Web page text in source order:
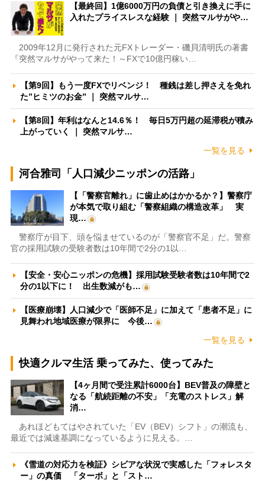
【最終回】1億6000万円の負債と引き換えに手に
入れたプライスレスな経験 ｜ 突然マルサがや…
2009年12月に発行された元FXトレーダー・磯貝清明氏の著書
『突然マルサがやって来た！～FXで10億円稼い…
【第9回】もう一度FXでリベンジ！ 種銭は差し押さえを免れ
た”ヒミツのお金” ｜ 突然マルサ…
【第8回】年利はなんと14.6％！ 毎日5万円超の延滞税が積み
上がっていく ｜ 突然マルサ…
一覧を見る
河合雅司「人口減少ニッポンの活路」
【「警察官離れ」に歯止めはかかるか？】警察庁
が本気で取り組む「警察組織の構造改革」 実
現…
警察庁が目下、頭を悩ませているのが「警察官不足」だ。警察
官の採用試験の受験者数は10年間で2分の1以…
【安全・安心ニッポンの危機】採用試験受験者数は10年間で2
分の1以下に！ 出生数減がも…
【医療崩壊】人口減少で「医師不足」に加えて「患者不足」に
見舞われ地域医療が限界に 今後…
一覧を見る
快適クルマ生活 乗ってみた、使ってみた
【4ヶ月間で受注累計6000台】BEV普及の障壁と
なる「航続距離の不安」「充電のストレス」解
消…
あれほどもてはやされていた「EV（BEV）シフト」の潮流も、
最近では減速基調になっているように見える。…
《雪道の対応力を検証》シビアな状況で実感した「フォレスタ
ー」の真価 「ターボ」と「スト…